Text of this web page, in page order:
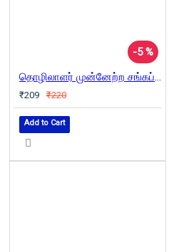
-5 %
தொழிலாளர் முன்னேற்ற சங்கப் பேரவையின் வரலாறு
₹209 ₹220
Add to Cart